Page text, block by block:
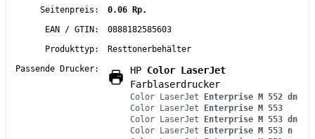
Seitenpreis:
0.06 Rp.
EAN / GTIN:
0888182585603
Produkttyp:
Resttonerbehälter
Passende Drucker:
HP Color LaserJet
Farblaserdrucker
Color LaserJet Enterprise M 552 dn
Color LaserJet Enterprise M 553
Color LaserJet Enterprise M 553 dn
Color LaserJet Enterprise M 553 n